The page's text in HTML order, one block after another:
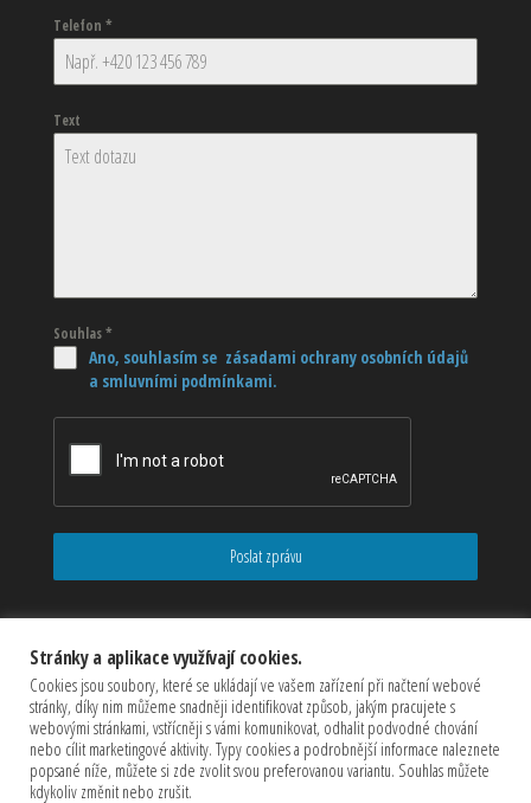
Telefon *
Text
Souhlas*
Ano, souhlasím se zásadami ochrany osobních údajů
a smluvními podmínkami.
Poslat zprávu
Stránky a aplikace využívají cookies.
Cookies jsou soubory, které se ukládají ve vašem zařízení při načtení webové
stránky, díky nim můžeme snadněji identifikovat způsob, jakým pracujete s
webovými stránkami, vstřícněji s vámi komunikovat, odhalit podvodné chování
nebo cílit marketingové aktivity. Typy cookies a podrobnější informace naleznete
popsané níže, můžete si zde zvolit svou preferovanou variantu. Souhlas můžete
kdykoliv změnit nebo zrušit.